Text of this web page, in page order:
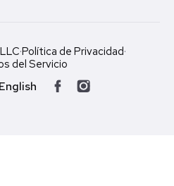
LLC·Política de Privacidad·
del Servicio